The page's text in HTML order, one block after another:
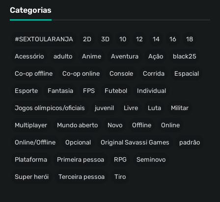
Categorias
#SEXTOULARANJA 2D 3D 10 12 14 16 18
Acessório adulto Anime Aventura Ação black25
Co-op offline Co-op online Console Corrida Espacial
Esporte Fantasia FPS Futebol Individual
Jogos olímpicos/oficiais juvenil Livre Luta Militar
Multiplayer Mundo aberto Novo Offline Online
Online/Offline Opcional Original Savassi Games padrão
Plataforma Primeira pessoa RPG Seminovo
Super herói Terceira pessoa Tiro